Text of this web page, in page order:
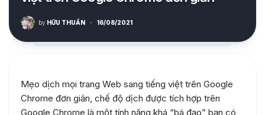
by HỮU THUẦN · 16/08/2021
Mẹo dịch mọi trang Web sang tiếng việt trên Google
Chrome đơn giản, chế độ dịch được tích hợp trên
Google Chrome là một tính năng khá “bá đạo” bạn có